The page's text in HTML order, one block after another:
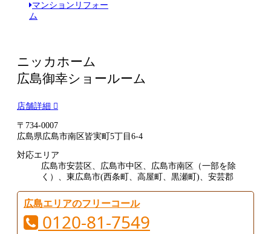
マンションリフォー
ム
ニッカホーム
広島御幸ショールーム
店舗詳細
〒734-0007
広島県広島市南区皆実町5丁目6-4
対応エリア
広島市安芸区、広島市中区、広島市南区（一部を除
く）、東広島市(西条町、高屋町、黒瀬町)、安芸郡
広島エリアのフリーコール
0120-81-7549